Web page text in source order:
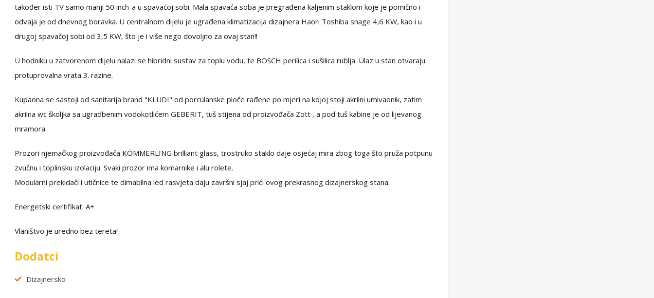
također isti TV samo manji 50 inch-a u spavaćoj sobi. Mala spavaća soba je pregrađena kaljenim staklom koje je pomično i
odvaja je od dnevnog boravka. U centralnom dijelu je ugrađena klimatizacija dizajnera Haori Toshiba snage 4,6 KW, kao i u
drugoj spavačoj sobi od 3,5 KW, što je i više nego dovoljno za ovaj stan!!
U hodniku u zatvorenom dijelu nalazi se hibridni sustav za toplu vodu, te BOSCH perilica i sušilica rublja. Ulaz u stan otvaraju
protuprovalna vrata 3. razine.
Kupaona se sastoji od sanitarija brand "KLUDI" od porculanske ploče rađene po mjeri na kojoj stoji akrilni umivaonik, zatim
akrilna wc školjka sa ugradbenim vodokotlićem GEBERIT, tuš stijena od proizvođača Zott , a pod tuš kabine je od lijevanog
mramora.
Prozori njemačkog proizvođača KÖMMERLING brilliant glass, trostruko staklo daje osjećaj mira zbog toga što pruža potpunu
zvučnu i toplinsku izolaciju. Svaki prozor ima komarnike i alu rolete.
Modularni prekidači i utičnice te dimabilna led rasvjeta daju završni sjaj prići ovog prekrasnog dizajnerskog stana.
Energetski certifikat: A+
Vlaništvo je uredno bez tereta!
Dodatci
Dizajnersko